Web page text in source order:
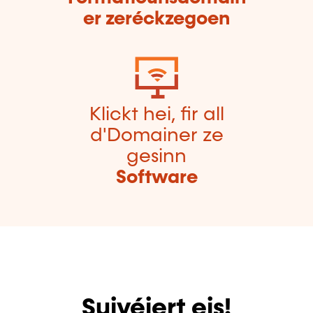
er zeréckzegoen
Klickt hei, fir all
d'Domainer ze
gesinn
Software